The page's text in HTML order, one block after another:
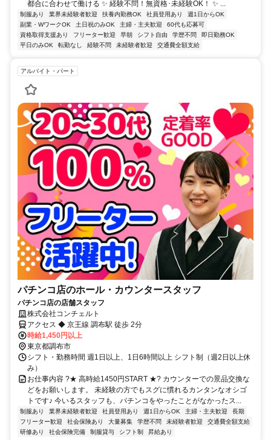
都合に合わせて働ける ✨ 経験不問！無資格･未経験OK！ ✨ ...
制服あり 業界未経験者歓迎 扶養内勤務OK 社員登用あり
週1日からOK
副業・WワークOK
土日祝のみOK 主婦・主夫歓迎
60代も応募可
資格取得支援あり
フリーター歓迎 早朝 シフト自由 学歴不問
即日勤務OK
平日のみOK
転勤なし 経験不問 未経験者歓迎 交通費全額支給
アルバイト・パート
パチンコ店のホール・カウンタースタッフ
パチンコ店の店舗スタッフ
株式会社コンチェルト
アクセス ◆ 京王線 調布駅 徒歩 2分
時給1,450円以上
東京都調布市
シフト・勤務時間 週1日以上、1日6時間以上 シフト制（週2日以上休
み）
お仕事内容 ?★ 高時給1450円START ★? カウンターでの景品交換な
どをお願いします。 未経験の方でもスグに慣れるカンタンなオシゴ
トです♪ 今いるスタッフも、パチンコをやったことがなかったス...
制服あり 業界未経験者歓迎 社員登用あり 週1日からOK 主婦・主夫歓迎
長期
フリーター歓迎
社会保険あり 大量募集 学歴不問 未経験者歓迎
交通費全額支給
研修あり
社会保険完備 制服貸与 シフト制 昇給あり